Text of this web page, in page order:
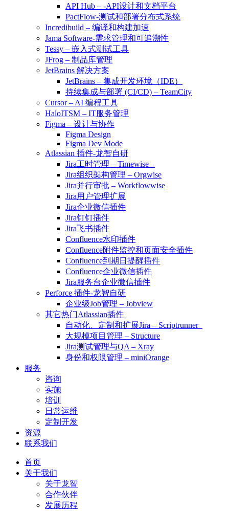
API Hub – -API设计和文档平台
PactFlow-测试和部署分布式系统
Incredibuild – 编译和构建加速
Jama Software-需求管理和可追溯性
Tessy – 嵌入式测试工具
JFrog – 制品库管理
JetBrains 解决方案
JetBrains – 集成开发环境（IDE）
持续集成与部署 (CI/CD) – TeamCity
Cursor – AI 编程工具
HaloITSM – IT服务管理
Figma – 设计与协作
Figma Design
Figma Dev Mode
Atlassian 插件-龙智自研
Jira工时管理 – Timewise
Jira组织架构管理 – Orgwise
Jira并行审批 – Workflowwise
Jira用户管理扩展
Jira企业微信插件
Jira钉钉插件
Jira飞书插件
Confluence水印插件
Confluence附件监控和页面安全插件
Confluence到期日提醒插件
Confluence企业微信插件
Jira服务台企业微信插件
Perforce 插件-龙智自研
企业级Job管理 – Jobview
其它热门Atlassian插件
自动化、定制和扩展Jira – Scriptrunner
大规模项目管理 – Structure
Jira测试管理与QA – Xray
身份和权限管理 – miniOrange
服务
咨询
实施
培训
日常运维
定制开发
资源
联系我们
首页
关于我们
关于龙智
合作伙伴
发展历程